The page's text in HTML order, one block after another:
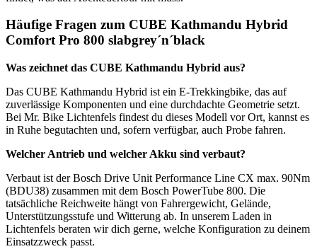
Häufige Fragen zum CUBE Kathmandu Hybrid
Comfort Pro 800 slabgrey´n´black
Was zeichnet das CUBE Kathmandu Hybrid aus?
Das CUBE Kathmandu Hybrid ist ein E-Trekkingbike, das auf
zuverlässige Komponenten und eine durchdachte Geometrie setzt.
Bei Mr. Bike Lichtenfels findest du dieses Modell vor Ort, kannst es
in Ruhe begutachten und, sofern verfügbar, auch Probe fahren.
Welcher Antrieb und welcher Akku sind verbaut?
Verbaut ist der Bosch Drive Unit Performance Line CX max. 90Nm
(BDU38) zusammen mit dem Bosch PowerTube 800. Die
tatsächliche Reichweite hängt von Fahrergewicht, Gelände,
Unterstützungsstufe und Witterung ab. In unserem Laden in
Lichtenfels beraten wir dich gerne, welche Konfiguration zu deinem
Einsatzzweck passt.